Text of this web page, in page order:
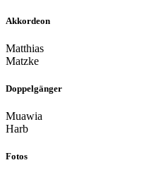
Akkordeon
Matthias
Matzke
Doppelgänger
Muawia
Harb
Fotos